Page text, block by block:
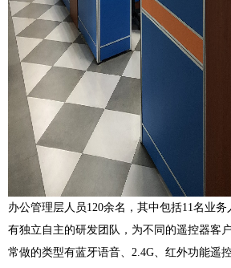
办公管理层人员120余名，其中包括11名业
有独立自主的研发团队，为不同的遥控器客
常做的类型有蓝牙语音、 2.4G、红外功能遥